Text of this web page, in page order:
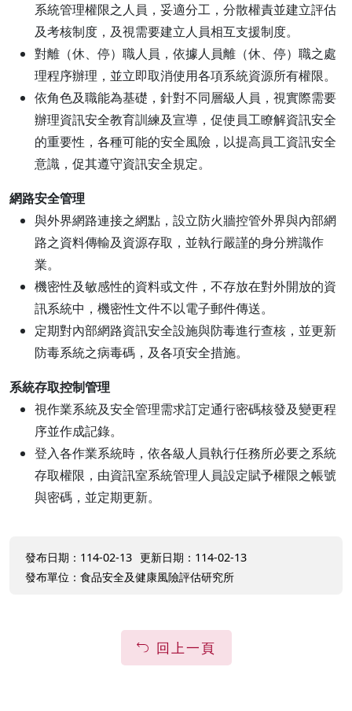
系統管理權限之人員，妥適分工，分散權責並建立評估
及考核制度，及視需要建立人員相互支援制度。
對離（休、停）職人員，依據人員離（休、停）職之處
理程序辦理，並立即取消使用各項系統資源所有權限。
依角色及職能為基礎，針對不同層級人員，視實際需要
辦理資訊安全教育訓練及宣導，促使員工瞭解資訊安全
的重要性，各種可能的安全風險，以提高員工資訊安全
意識，促其遵守資訊安全規定。
網路安全管理
與外界網路連接之網點，設立防火牆控管外界與內部網
路之資料傳輸及資源存取，並執行嚴謹的身分辨識作
業。
機密性及敏感性的資料或文件，不存放在對外開放的資
訊系統中，機密性文件不以電子郵件傳送。
定期對內部網路資訊安全設施與防毒進行查核，並更新
防毒系統之病毒碼，及各項安全措施。
系統存取控制管理
視作業系統及安全管理需求訂定通行密碼核發及變更程
序並作成記錄。
登入各作業系統時，依各級人員執行任務所必要之系統
存取權限，由資訊室系統管理人員設定賦予權限之帳號
與密碼，並定期更新。
發布日期：114-02-13 更新日期：114-02-13
發布單位：食品安全及健康風險評估研究所
回上一頁